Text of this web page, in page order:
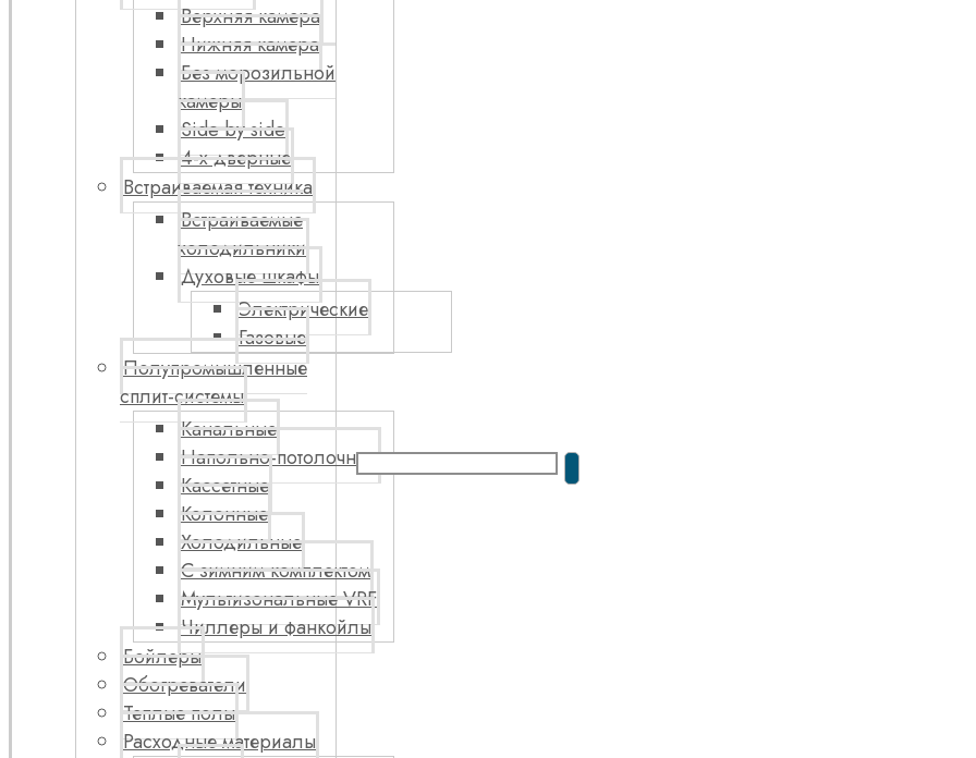
Верхняя камера
Нижняя камера
Без морозильной
камеры
Side by side
4-х дверные
Встраиваемая техника
Встраиваемые
холодильники
Духовые шкафы
Электрические
Газовые
Полупромышленные
сплит-системы
Канальные
Напольно-потолочные
Кассетные
Колонные
Холодильные
С зимним комплектом
Мультизональные VRF
Чиллеры и фанкойлы
Бойлеры
Обогреватели
Теплые полы
Расходные материалы